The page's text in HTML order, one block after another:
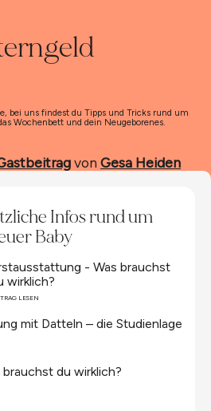
bei uns findest du Tipps und Tricks rund um
Wochenbett und dein Neugeborenes.
vonGesa Heiden
Infos rund um
Baby
- Was brauchst
wirklich?
LESEN
mit Datteln – die Studienlage
du wirklich?